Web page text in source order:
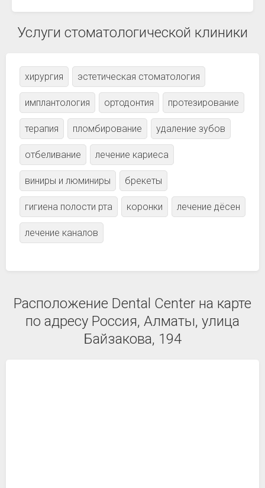
Услуги стоматологической клиники
хирургия эстетическая стоматология
имплантология ортодонтия протезирование
терапия пломбирование удаление зубов
отбеливание лечение кариеса
виниры и люминиры брекеты
гигиена полости рта коронки лечение дёсен
лечение каналов
Расположение Dental Center на карте
по адресу Россия, Алматы, улица
Байзакова, 194